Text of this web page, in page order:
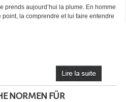
prends aujourd’hui la plume. En homme
la comprendre et lui faire entendre
NORMEN FÜR